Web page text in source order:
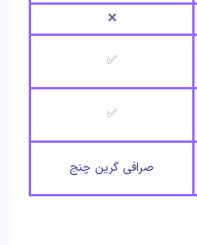
❌
✅
✅
صرافی گرین چنج